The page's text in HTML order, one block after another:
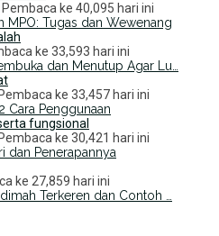
ke 40,095 hari ini
MPO: Tugas dan Wewenang
ke 33,593 hari ini
dan Menutup Agar Lu…
ke 33,457 hari ini
Cara Penggunaan
ke 30,421 hari ini
dan Penerapannya
ke 27,859 hari ini
Terkeren dan Contoh …